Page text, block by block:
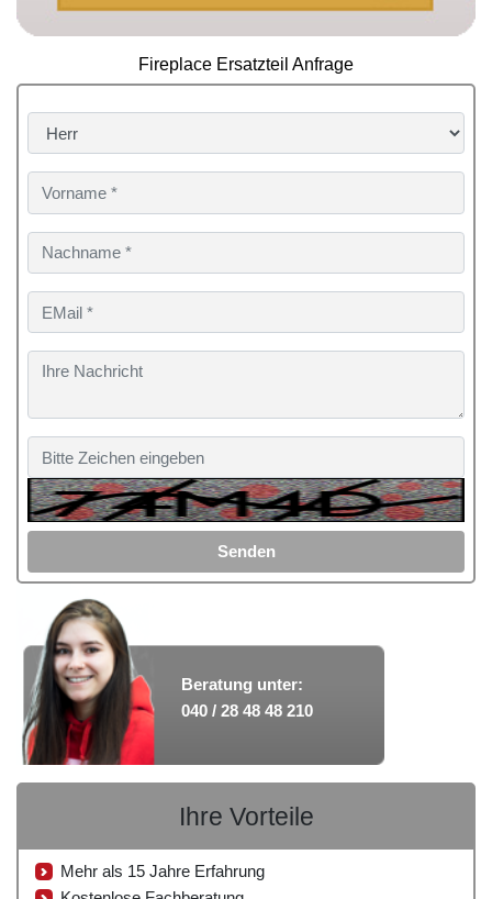
Fireplace Ersatzteil Anfrage
Senden
Beratung unter:
040 / 28 48 48 210
Ihre Vorteile
Mehr als 15 Jahre Erfahrung